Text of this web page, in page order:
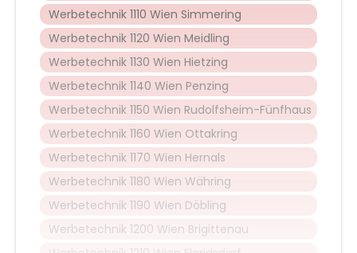
Werbetechnik 1110 Wien Simmering
Werbetechnik 1120 Wien Meidling
Werbetechnik 1130 Wien Hietzing
Werbetechnik 1140 Wien Penzing
Werbetechnik 1150 Wien Rudolfsheim-Fünfhaus
Werbetechnik 1160 Wien Ottakring
Werbetechnik 1170 Wien Hernals
Werbetechnik 1180 Wien Währing
Werbetechnik 1190 Wien Döbling
Werbetechnik 1200 Wien Brigittenau